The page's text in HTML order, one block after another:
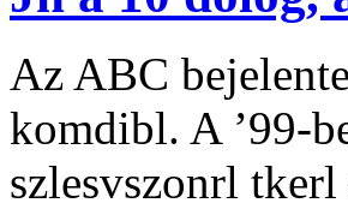
Az ABC
komdibl. A ’99-
szlesvszonrl